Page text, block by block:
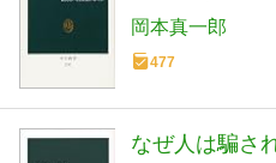
岡本真一郎
477
なぜ人は騙さ